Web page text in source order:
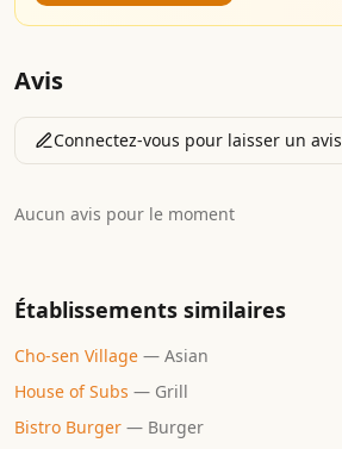
Avis
Connectez-vous pour laisser un avis
Aucun avis pour le moment
Établissements similaires
Cho-sen Village — Asian
House of Subs — Grill
Bistro Burger — Burger